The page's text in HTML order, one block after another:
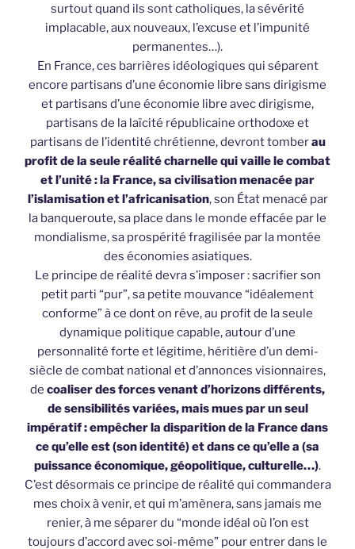
surtout quand ils sont catholiques, la sévérité
implacable, aux nouveaux, l’excuse et l’impunité
permanentes…).
En France, ces barrières idéologiques qui séparent
encore partisans d’une économie libre sans dirigisme
et partisans d’une économie libre avec dirigisme,
partisans de la laïcité républicaine orthodoxe et
partisans de l’identité chrétienne, devront tomberau
profit de la seule réalité charnelle qui vaille le combat
et l’unité : la France, sa civilisation menacée par
l’islamisation et l’africanisation, son État menacé par
la banqueroute, sa place dans le monde effacée par le
mondialisme, sa prospérité fragilisée par la montée
des économies asiatiques.
Le principe de réalité devra s’imposer : sacrifier son
petit parti “pur”, sa petite mouvance “idéalement
conforme” à ce dont on rêve, au profit de la seule
dynamique politique capable, autour d’une
personnalité forte et légitime, héritière d’un demi-
siècle de combat national et d’annonces visionnaires,
de coaliser des forces venant d’horizons différents,
de sensibilités variées, mais mues par un seul
impératif : empêcher la disparition de la France dans
ce qu’elle est (son identité) et dans ce qu’elle a (sa
puissance économique, géopolitique, culturelle…).
C’est désormais ce principe de réalité qui commandera
mes choix à venir, et qui m’amènera, sans jamais me
renier, à me séparer du “monde idéal où l’on est
toujours d’accord avec soi-même” pour entrer dans le